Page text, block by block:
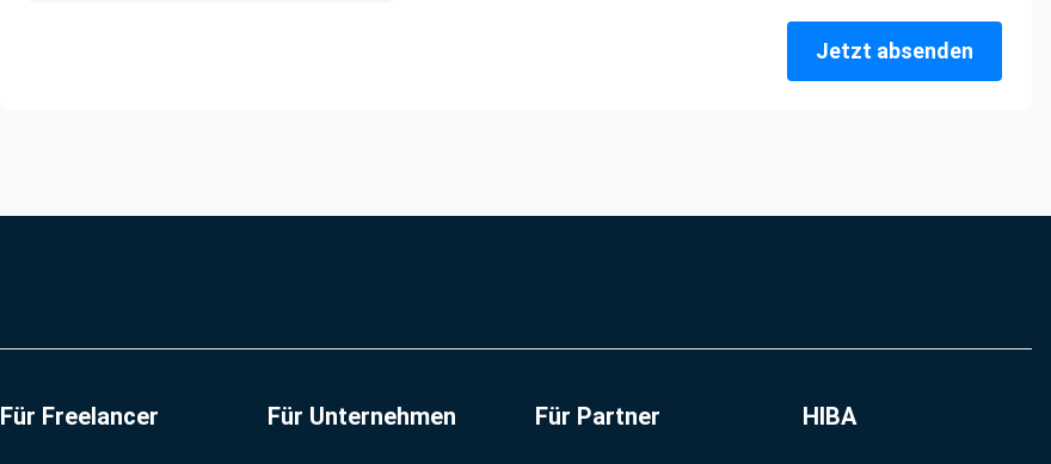
Jetzt absenden
Für Freelancer Für Unternehmen Für Partner HIBA